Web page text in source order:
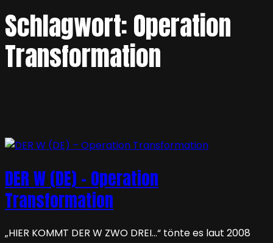
Schlagwort:Operation
Transformation
DER W (DE) – Operation
Transformation
„HIER KOMMT DER W ZWO DREI…“ tönte es laut 2008